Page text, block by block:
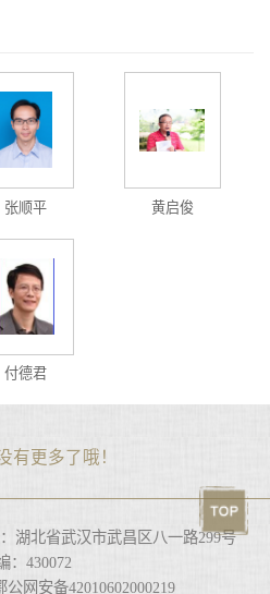
张顺平 黄启俊
付德君
有更多了哦！
湖北省武汉市武昌区八一路299号
：430072
公网安备42010602000219